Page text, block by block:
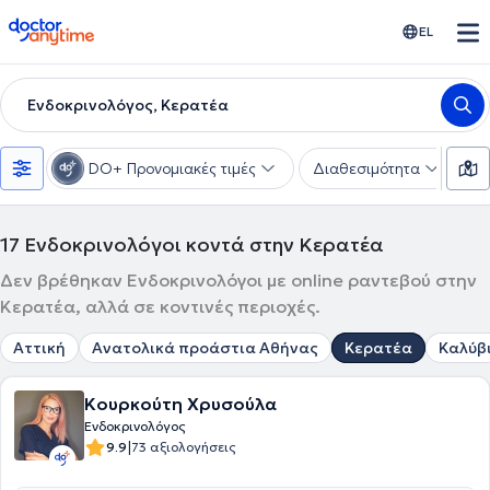
doctoranytime EL
Ενδοκρινολόγος, Κερατέα
DO+ Προνομιακές τιμές Διαθεσιμότητα
17 Ενδοκρινολόγοι κοντά στην Κερατέα
Δεν βρέθηκαν Ενδοκρινολόγοι με online ραντεβού στην
Κερατέα, αλλά σε κοντινές περιοχές.
Αττική Ανατολικά προάστια Αθήνας Κερατέα
Κουρκούτη Χρυσούλα
Ενδοκρινολόγος
9.9|73 αξιολογήσεις